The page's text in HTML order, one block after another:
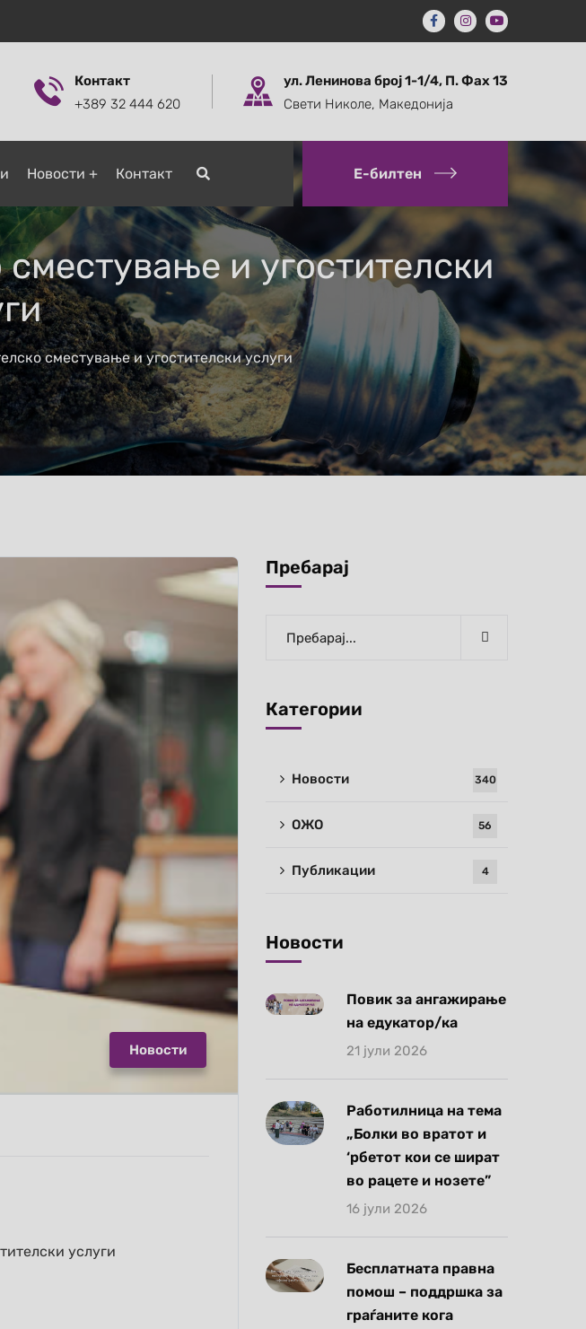
Контакт
+389 32 444 620
ул. Ленинова број 1-1/4, П. Фах 13
Свети Николе, Македонија
Новости Контакт Е-билтен
и угостителски
сместување и угостителски услуги
Новости
услуги
Пребарај
Категории
Новости 340
ОЖО 56
Публикации 4
Новости
Повик за ангажирање
на едукатор/ка
21 јули 2026
Работилница на тема
„Болки во вратот и
‘рбетот кои се шират
во рацете и нозете”
16 јули 2026
Бесплатната правна
помош – поддршка за
граѓаните кога